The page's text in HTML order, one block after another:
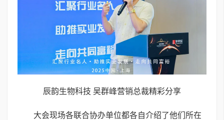
辰韵生物科技 吴群峰营销总裁精彩分享
大会现场各联合协办单位都各自介绍了他们所在